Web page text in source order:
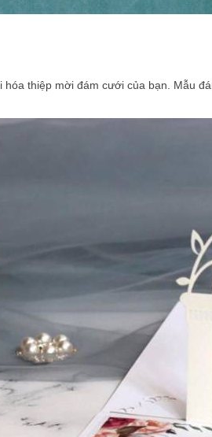
thiệp mời đám cưới của bạn. Mẫu